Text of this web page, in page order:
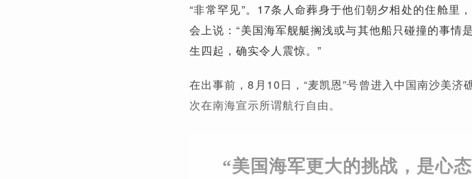
“非常罕见”。17条人命葬身于他们朝夕相处的住舱里
会上说：“美国海军舰艇搁浅或与其他船只碰撞的事
生四起，确实令人震惊。”
在出事前，8月10日，“麦凯恩”号曾进入中国南沙美济
次在南海宣示所谓航行自由。
“美国海军更大的挑战，是心